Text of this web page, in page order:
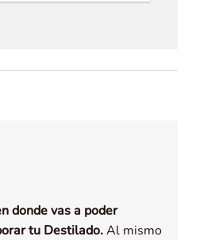
donde vas a poder
tu Destilado.Al mismo